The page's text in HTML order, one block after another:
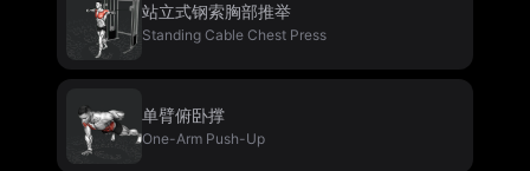
站立式钢索胸部推举
Standing Cable Chest Press
单臂俯卧撑
One-Arm Push-Up